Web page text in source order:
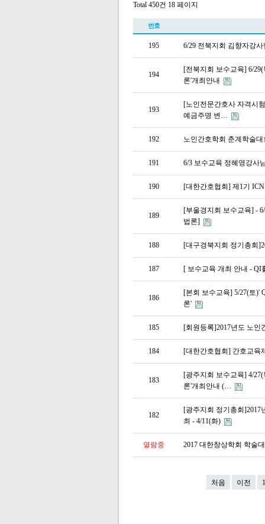
Total 450건 18 페이지
번호
195 6/29 전북지회 김향자강
194
[전북지회 보수교육] 6/
론'개최안내
193
[노인전문간호사 자격시
예금주명 변…
192 노인간호학회 춘계학술
191 6/3 보수교육 정혜영강사
190 [대한간호협회] 제1기
189
[부울경지회 보수교육] -
법론]
188 [대구경북지회 정기총회
187 [ 보수교육 개최 안내 - QI
186
[본회 보수교육] 5/27(토)'
론'
185 [회원등록]2017년도 노
184 [대한간호협회] 간호교육
183
[광주지회 보수교육] 4/
론'개최안내 (…
182
[광주지회 정기총회]2017
최 - 4/11(화)
열람중 2017 대한창상학회 학술
처음 이전